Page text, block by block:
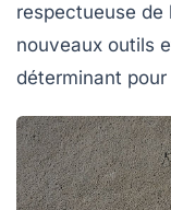
respectueuse de
nouveaux outils
déterminant